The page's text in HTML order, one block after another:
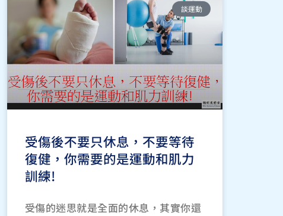
談運動
受傷後不要只休息，不要等待
復健，你需要的是運動和肌力
訓練!
受傷的迷思就是全面的休息，其實你還